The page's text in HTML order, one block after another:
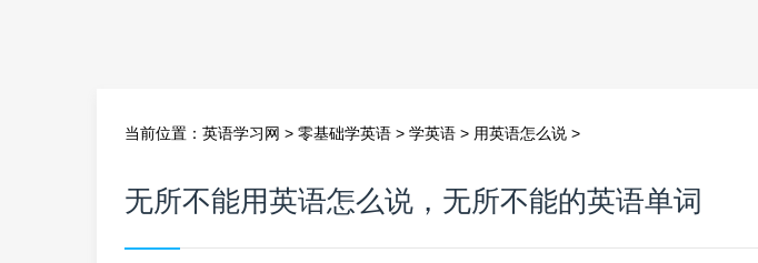
当前位置： 英语学习网 > 零基础学英语 > 学英语 > 用英语怎么说 >
无所不能用英语怎么说，无所不能的英语单词